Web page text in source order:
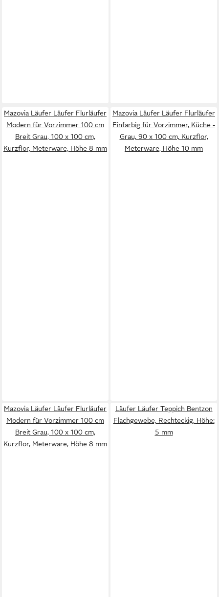
Mazovia Läufer Läufer Flurläufer
Modern für Vorzimmer 100 cm
Breit Grau, 100 x 100 cm,
Kurzflor, Meterware, Höhe 8 mm
Mazovia Läufer Läufer Flurläufer
Einfarbig für Vorzimmer, Küche -
Grau, 90 x 100 cm, Kurzflor,
Meterware, Höhe 10 mm
Mazovia Läufer Läufer Flurläufer
Modern für Vorzimmer 100 cm
Breit Grau, 100 x 100 cm,
Kurzflor, Meterware, Höhe 8 mm
Läufer Läufer Teppich Bentzon
Flachgewebe, Rechteckig, Höhe:
5 mm